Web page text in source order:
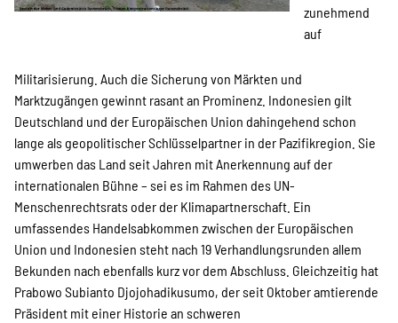
zunehmend
auf
Militarisierung. Auch die Sicherung von Märkten und
Marktzugängen gewinnt rasant an Prominenz. Indonesien gilt
Deutschland und der Europäischen Union dahingehend schon
lange als geopolitischer Schlüsselpartner in der Pazifikregion. Sie
umwerben das Land seit Jahren mit Anerkennung auf der
internationalen Bühne – sei es im Rahmen des UN-
Menschenrechtsrats oder der Klimapartnerschaft. Ein
umfassendes Handelsabkommen zwischen der Europäischen
Union und Indonesien steht nach 19 Verhandlungsrunden allem
Bekunden nach ebenfalls kurz vor dem Abschluss. Gleichzeitig hat
Prabowo Subianto Djojohadikusumo, der seit Oktober amtierende
Präsident mit einer Historie an schweren